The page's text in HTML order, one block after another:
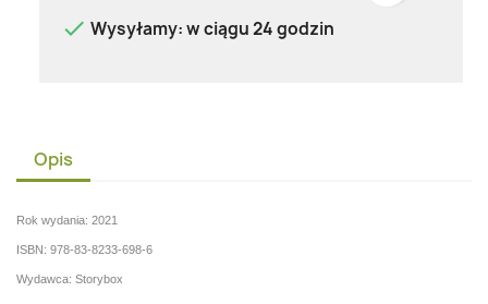
 Wysyłamy: w ciągu 24 godzin
Opis
Rok wydania: 2021
ISBN: 978-83-8233-698-6
Wydawca: Storybox